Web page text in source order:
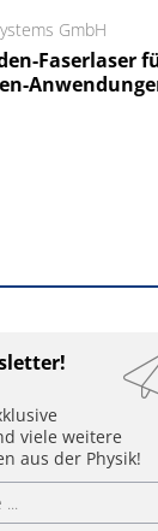
GmbH
Faserlaser für
Anwendungen
viele weitere
aus der Physik!